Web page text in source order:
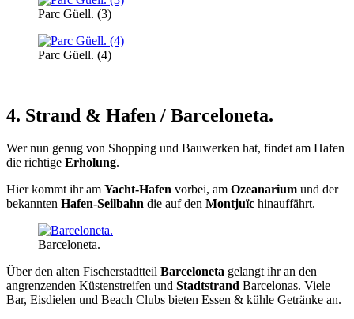
Parc Güell. (3)
Parc Güell. (4)
4. Strand & Hafen / Barceloneta.
Wer nun genug von Shopping und Bauwerken hat, findet am Hafen
die richtige Erholung.
Hier kommt ihr am Yacht-Hafen vorbei, am Ozeanarium und der
bekannten Hafen-Seilbahn die auf den Montjuïc hinauffährt.
Barceloneta.
Über den alten Fischerstadtteil Barceloneta gelangt ihr an den
angrenzenden Küstenstreifen und Stadtstrand Barcelonas. Viele
Bar, Eisdielen und Beach Clubs bieten Essen & kühle Getränke an.